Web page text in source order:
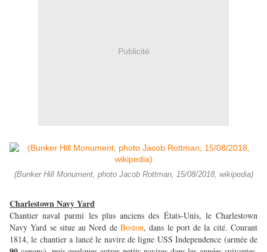
Publicité
(Bunker Hill Monument, photo Jacob Rottman, 15/08/2018, wikipedia)
Charlestown Navy Yard
Chantier naval parmi les plus anciens des États-Unis, le Charlestown
Navy Yard se situe au Nord de Boston, dans le port de la cité. Courant
1814, le chantier a lancé le navire de ligne USS Independence (armée de